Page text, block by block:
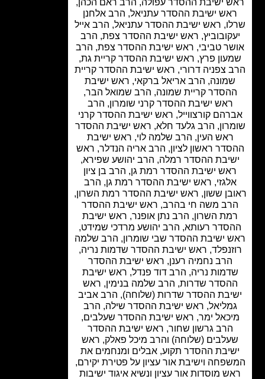
ישיבת ההסדר עפולה, הרב ראם הכהן,
ישיבת ההסדר עתניאל, הרב אלחנן
ראש ישיבת ההסדר עתניאל, הרב אייל
ראש ישיבת ההסדר צפת, הרב
טביבי, ראש ישיבת ההסדר צפת, הרב
פרץ, ראש ישיבת ההסדר קריית גת,
צפניה דרורי, ראש ישיבת ההסדר קריית
הרב אריאל ברקאי, ראש ישיבת
קריית שמונה, הרב שמואל הבר,
ראש ישיבת ההסדר קרני שומרון, הרב
קורצווייל, ראש ישיבת ההסדר קרני
הרב גלעד חלא, ראש ישיבת ההסדר
ראש העין, הרב שלמה לוי, ראש ישיבת
ראשון לציון, הרב אריה הנדלר, ראש
ההסדר רמלה, הרב יהושע שפירא,
ישיבת ההסדר רמת גן, הרב בן ציון
ראש ישיבת ההסדר רמת גן, הרב
ששון, ראש ישיבת ההסדר רמת השרון,
משה חי בהרב, ראש ישיבת ההסדר
השרון, הרב נתן אופנר, ראש ישיבת
רעותא, הרב יהושע מרדכי שמידט,
ישיבת ההסדר שבי שומרון, הרב שלמה
ראש ישיבת ההסדר שדמות נריה,
הרב נחמיה רענן, ראש ישיבת ההסדר
נריה, הרב דוד פנדל, ראש ישיבת
שדרות, הרב שלמה בנימין, ראש
ההסדר שדרות (שלוחה), הרב אביב
ראש ישיבת ההסדר שילה, הרב
ימר, ראש ישיבת ההסדר שעלבים,
הרב גרשון שחור, ראש ישיבת ההסדר
(שלוחה) והרב מיכל פאלק, ראש
ההסדר תקוע, אבלים ומנחמים את
וישיבת אור עציון על פטירת יקירם,
מוסדות אור עציון ונשיא איגוד ישיבות